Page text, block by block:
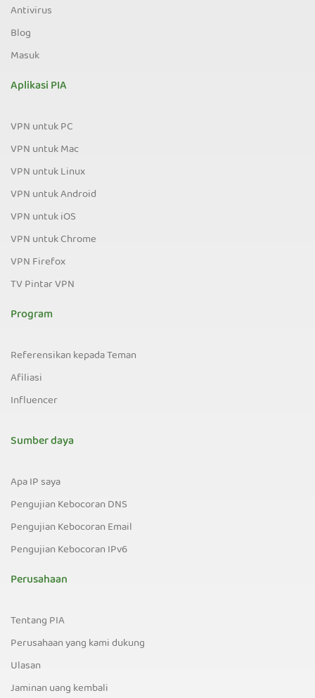
Antivirus
Blog
Masuk
Aplikasi PIA
VPN untuk PC
VPN untuk Mac
VPN untuk Linux
VPN untuk Android
VPN untuk iOS
VPN untuk Chrome
VPN Firefox
TV Pintar VPN
Program
Referensikan kepada Teman
Afiliasi
Influencer
Sumber daya
Apa IP saya
Pengujian Kebocoran DNS
Pengujian Kebocoran Email
Pengujian Kebocoran IPv6
Perusahaan
Tentang PIA
Perusahaan yang kami dukung
Ulasan
Jaminan uang kembali